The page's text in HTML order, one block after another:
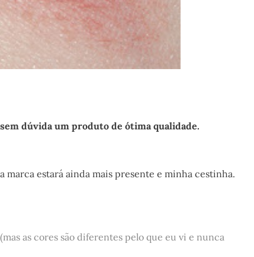
dúvida um produto de ótima qualidade.
marca estará ainda mais presente e minha cestinha.
(mas as cores são diferentes pelo que eu vi e nunca